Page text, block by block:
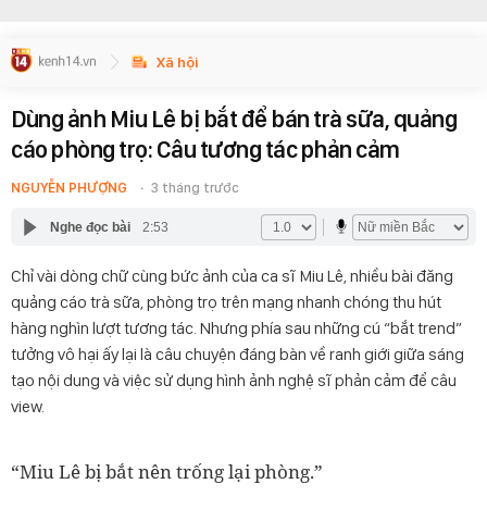
Xã hội
Dùng ảnh Miu Lê bị bắt để bán trà sữa, quảng
cáo phòng trọ: Câu tương tác phản cảm
NGUYỄN PHƯỢNG 3 tháng trước
Nghe đọc bài 2:53
Chỉ vài dòng chữ cùng bức ảnh của ca sĩ Miu Lê, nhiều bài đăng
quảng cáo trà sữa, phòng trọ trên mạng nhanh chóng thu hút
hàng nghìn lượt tương tác. Nhưng phía sau những cú “bắt trend”
tưởng vô hại ấy lại là câu chuyện đáng bàn về ranh giới giữa sáng
tạo nội dung và việc sử dụng hình ảnh nghệ sĩ phản cảm để câu
view.
“Miu Lê bị bắt nên trống lại phòng.”